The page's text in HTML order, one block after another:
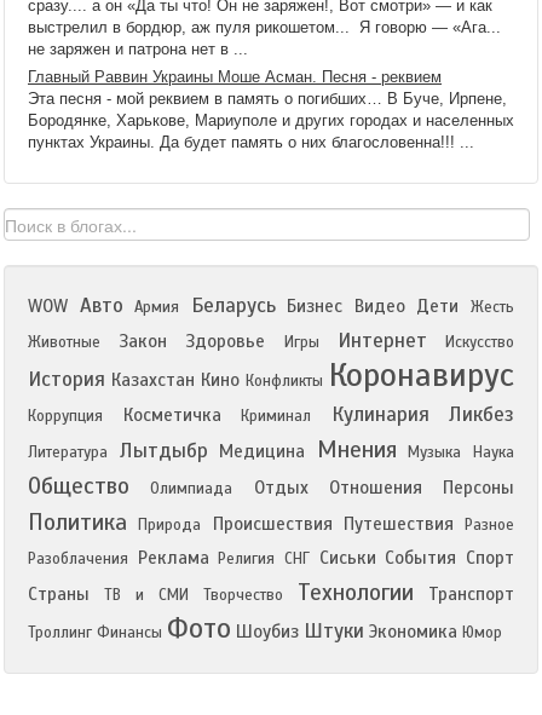
сразу.... а он «Да ты что! Он не заряжен!, Вот смотри» — и как
выстрелил в бордюр, аж пуля рикошетом... Я говорю — «Ага...
не заряжен и патрона нет в ...
Главный Раввин Украины Моше Асман. Песня - реквием
Эта песня - мой реквием в память о погибших… В Буче, Ирпене,
Бородянке, Харькове, Мариуполе и других городах и населенных
пунктах Украины. Да будет память о них благословенна!!! ...
WOW Авто Армия Беларусь Бизнес Видео Дети
Жесть
Животные
Закон Здоровье Игры Интернет Искусство
История Казахстан Кино Конфликты Коронавирус
Коррупция Косметичка Криминал Кулинария Ликбез
Литература Лытдыбр Медицина Мнения Музыка Наука
Общество Олимпиада Отдых Отношения Персоны
Политика Природа Происшествия Путешествия
Разное
Разоблачения
Реклама Религия СНГ Сиськи События Спорт
Страны
ТВ и СМИ Творчество Технологии Транспорт
Троллинг Финансы Фото Шоубиз Штуки Экономика Юмор